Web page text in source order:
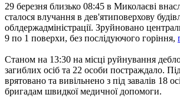
29 березня близько 08:45 в Миколаєві
сталося влучання в дев'ятиповерхову
облдержадміністрації. Зруйновано
9 по 1 поверхи, без послідуючого горіння,
Станом на 13:30 на місці руйнування
загиблих осіб та 22 особи постраждало.
врятовано та вивільнено з під завалів 18
бригадам швидкої медичної допомоги.